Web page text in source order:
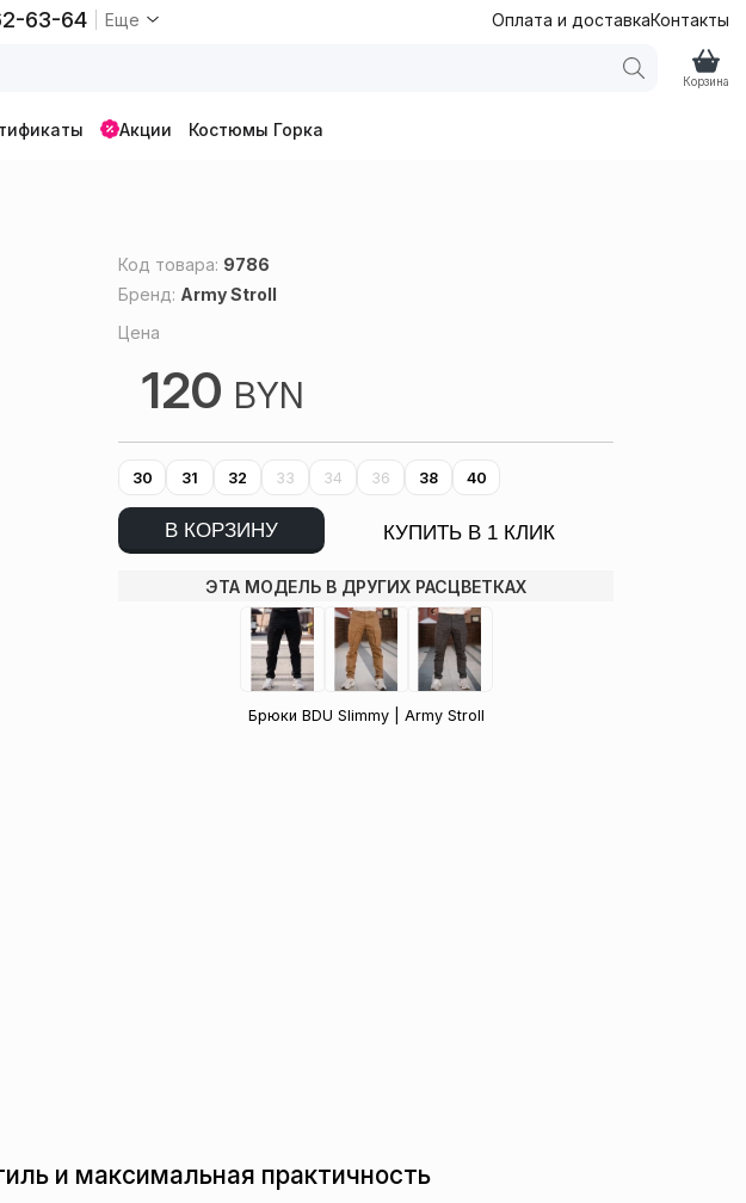
63-64 Еще Оплата и доставкаКонтакты
Корзина
Акции Костюмы Горка
Код товара: 9786
Бренд: Army Stroll
Цена
120 BYN
30 31 32 33 34 36 38 40
В КОРЗИНУ КУПИТЬ В 1 КЛИК
ЭТА МОДЕЛЬ В ДРУГИХ РАСЦВЕТКАХ
Брюки BDU Slimmy | Army Stroll
и максимальная практичность